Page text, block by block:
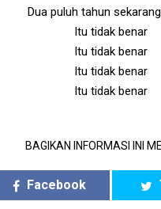
Dua puluh tahun
Itu tidak benar
Itu tidak benar
Itu tidak benar
Itu tidak benar
BAGIKAN INFORMASI INI
Facebook